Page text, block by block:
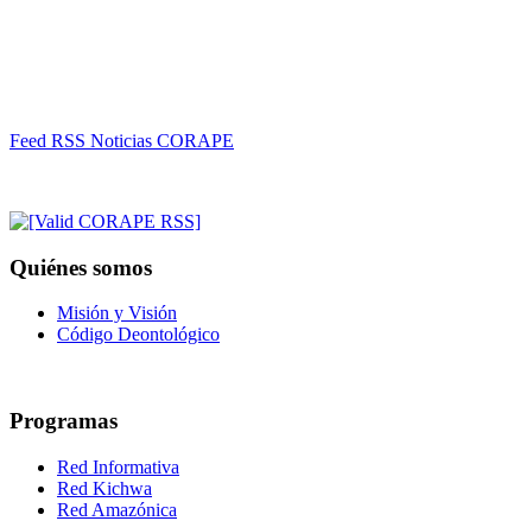
Feed RSS Noticias CORAPE
Quiénes somos
Misión y Visión
Código Deontológico
Programas
Red Informativa
Red Kichwa
Red Amazónica